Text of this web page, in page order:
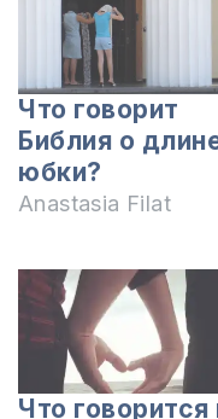
Что говорит
Библия о
юбки?
Anastasia Filat
Что говорится